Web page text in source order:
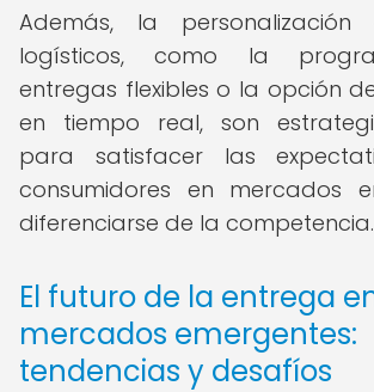
Además, la personalización
logísticos, como la
entregas flexibles o la opción
en tiempo real, son
para satisfacer las
consumidores en mercados
diferenciarse de la competencia.
El futuro de la entrega
mercados emergentes:
tendencias y desafíos